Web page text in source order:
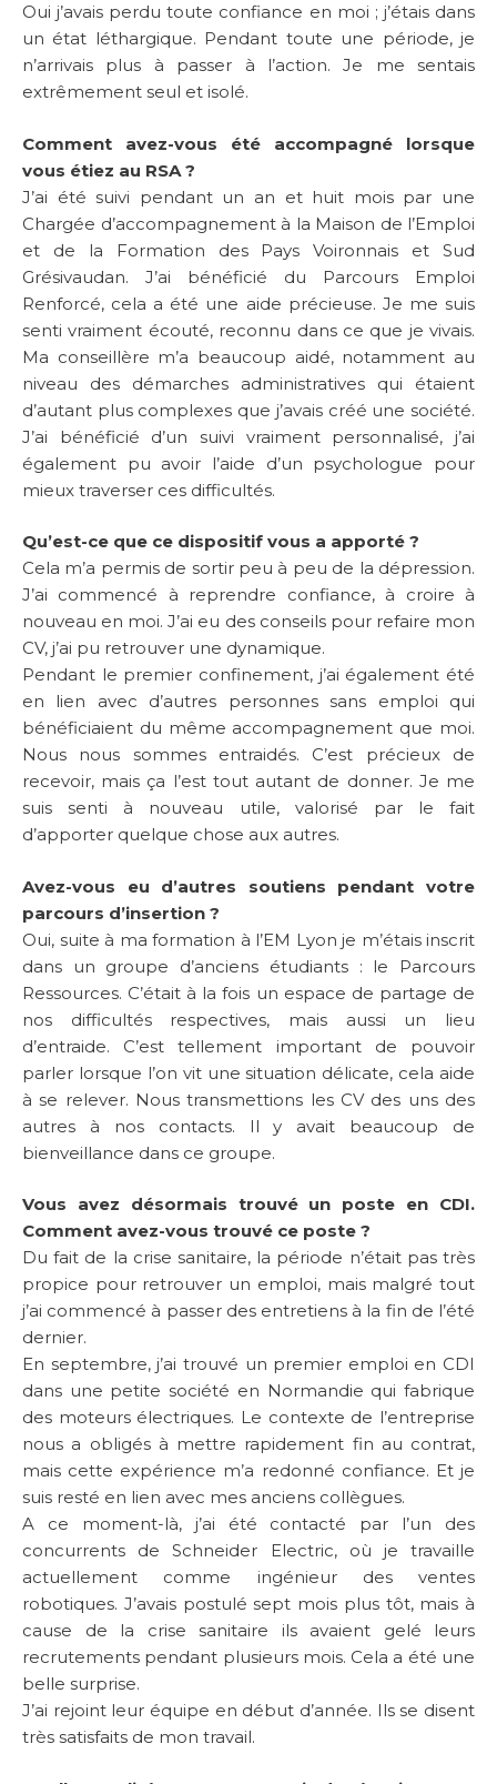
Oui j’avais perdu toute confiance en moi ; j’étais dans
un état léthargique. Pendant toute une période, je
n’arrivais plus à passer à l’action. Je me sentais
extrêmement seul et isolé.
Comment avez-vous été accompagné lorsque
vous étiez au RSA ?
J’ai été suivi pendant un an et huit mois par une
Chargée d’accompagnement à la Maison de l’Emploi
et de la Formation des Pays Voironnais et Sud
Grésivaudan. J’ai bénéficié du Parcours Emploi
Renforcé, cela a été une aide précieuse. Je me suis
senti vraiment écouté, reconnu dans ce que je vivais.
Ma conseillère m’a beaucoup aidé, notamment au
niveau des démarches administratives qui étaient
d’autant plus complexes que j’avais créé une société.
J’ai bénéficié d’un suivi vraiment personnalisé, j’ai
également pu avoir l’aide d’un psychologue pour
mieux traverser ces difficultés.
Qu’est-ce que ce dispositif vous a apporté ?
Cela m’a permis de sortir peu à peu de la dépression.
J’ai commencé à reprendre confiance, à croire à
nouveau en moi. J’ai eu des conseils pour refaire mon
CV, j’ai pu retrouver une dynamique.
Pendant le premier confinement, j’ai également été
en lien avec d’autres personnes sans emploi qui
bénéficiaient du même accompagnement que moi.
Nous nous sommes entraidés. C’est précieux de
recevoir, mais ça l’est tout autant de donner. Je me
suis senti à nouveau utile, valorisé par le fait
d’apporter quelque chose aux autres.
Avez-vous eu d’autres soutiens pendant votre
parcours d’insertion ?
Oui, suite à ma formation à l’EM Lyon je m’étais inscrit
dans un groupe d’anciens étudiants : le Parcours
Ressources. C’était à la fois un espace de partage de
nos difficultés respectives, mais aussi un lieu
d’entraide. C’est tellement important de pouvoir
parler lorsque l’on vit une situation délicate, cela aide
à se relever. Nous transmettions les CV des uns des
autres à nos contacts. Il y avait beaucoup de
bienveillance dans ce groupe.
Vous avez désormais trouvé un poste en CDI.
Comment avez-vous trouvé ce poste ?
Du fait de la crise sanitaire, la période n’était pas très
propice pour retrouver un emploi, mais malgré tout
j’ai commencé à passer des entretiens à la fin de l’été
dernier.
En septembre, j’ai trouvé un premier emploi en CDI
dans une petite société en Normandie qui fabrique
des moteurs électriques. Le contexte de l’entreprise
nous a obligés à mettre rapidement fin au contrat,
mais cette expérience m’a redonné confiance. Et je
suis resté en lien avec mes anciens collègues.
A ce moment-là, j’ai été contacté par l’un des
concurrents de Schneider Electric, où je travaille
actuellement comme ingénieur des ventes
robotiques. J’avais postulé sept mois plus tôt, mais à
cause de la crise sanitaire ils avaient gelé leurs
recrutements pendant plusieurs mois. Cela a été une
belle surprise.
J’ai rejoint leur équipe en début d’année. Ils se disent
très satisfaits de mon travail.